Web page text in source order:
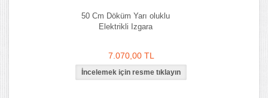
50 Cm Döküm Yarı oluklu
Elektrikli Izgara
7.070,00 TL